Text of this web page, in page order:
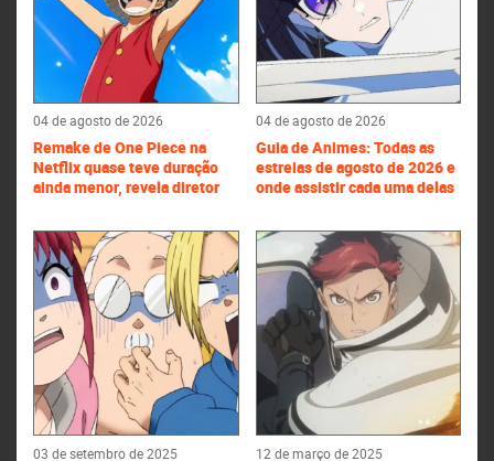
04 de agosto de 2026
Remake de One Piece na
Netflix quase teve duração
ainda menor, revela diretor
04 de agosto de 2026
Guia de Animes: Todas as
estreias de agosto de 2026 e
onde assistir cada uma delas
03 de setembro de 2025 12 de março de 2025